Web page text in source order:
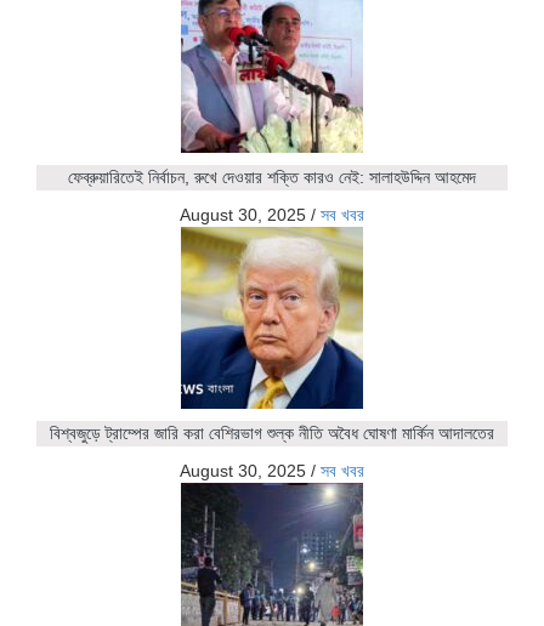
ফেব্রুয়ারিতেই নির্বাচন, রুখে দেওয়ার শক্তি কারও নেই: সালাহউদ্দিন আহমেদ
August 30, 2025 / সব খবর
বিশ্বজুড়ে ট্রাম্পের জারি করা বেশিরভাগ শুল্ক নীতি অবৈধ ঘোষণা মার্কিন আদালতের
August 30, 2025 / সব খবর